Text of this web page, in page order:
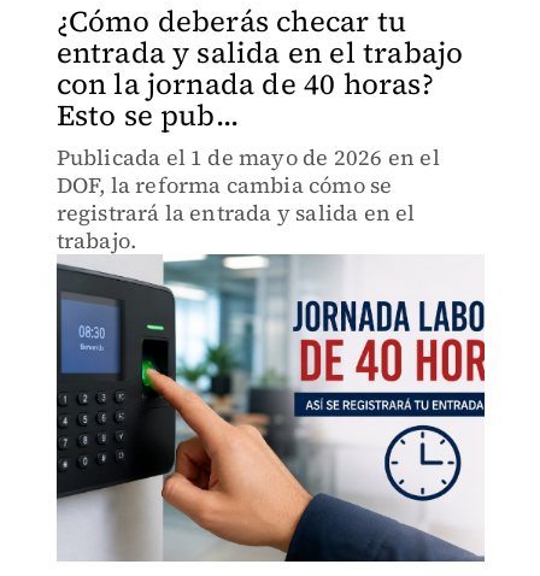
¿Cómo deberás checar tu
entrada y salida en el trabajo
con la jornada de 40 horas?
Esto se pub...
Publicada el 1 de mayo de 2026 en el
DOF, la reforma cambia cómo se
registrará la entrada y salida en el
trabajo.